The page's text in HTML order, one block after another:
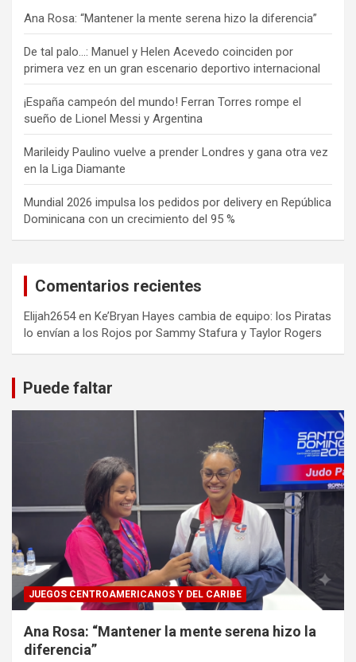
Ana Rosa: “Mantener la mente serena hizo la diferencia”
De tal palo…: Manuel y Helen Acevedo coinciden por
primera vez en un gran escenario deportivo internacional
¡España campeón del mundo! Ferran Torres rompe el
sueño de Lionel Messi y Argentina
Marileidy Paulino vuelve a prender Londres y gana otra vez
en la Liga Diamante
Mundial 2026 impulsa los pedidos por delivery en República
Dominicana con un crecimiento del 95 %
Comentarios recientes
Elijah2654en Ke’Bryan Hayes cambia de equipo: los Piratas
lo envían a los Rojos por Sammy Stafura y Taylor Rogers
Puede faltar
JUEGOS CENTROAMERICANOS Y DEL CARIBE
Ana Rosa: “Mantener la mente serena hizo la
diferencia”